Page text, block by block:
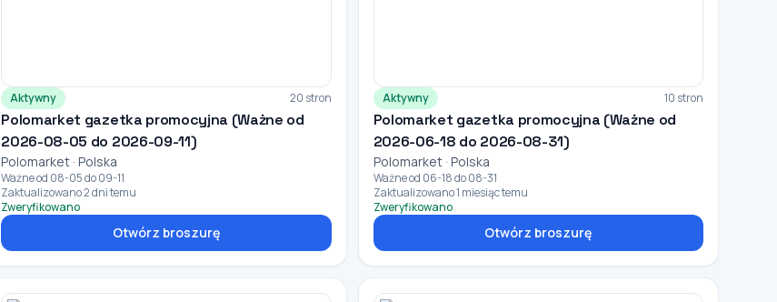
Aktywny 20 stron
Polomarket gazetka promocyjna (Ważne od
2026-08-05 do 2026-09-11)
Polomarket · Polska
Ważne od 08-05 do 09-11
Zaktualizowano 2 dni temu
Zweryfikowano
Otwórz broszurę
Aktywny 10 stron
Polomarket gazetka promocyjna (Ważne od
2026-06-18 do 2026-08-31)
Polomarket · Polska
Ważne od 06-18 do 08-31
Zaktualizowano 1 miesiąc temu
Zweryfikowano
Otwórz broszurę